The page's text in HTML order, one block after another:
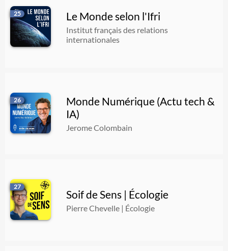
25 Le Monde selon l'Ifri
Institut français des relations
internationales
26
Monde Numérique (Actu tech &
IA)
Jerome Colombain
27
Soif de Sens | Écologie
Pierre Chevelle | Écologie